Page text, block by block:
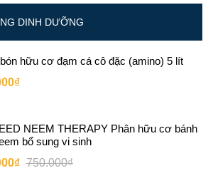
DINH DƯỠNG
hữu cơ đạm cá cô đặc (amino) 5 lít
NEEM THERAPY Phân hữu cơ bánh
bổ sung vi sinh
750.000₫